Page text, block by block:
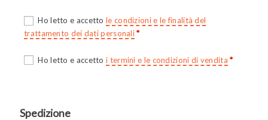
Ho letto e accettole condizioni e le finalità del
trattamento dei dati personali *
Ho letto e accettoi termini e le condizioni di vendita *
Spedizione